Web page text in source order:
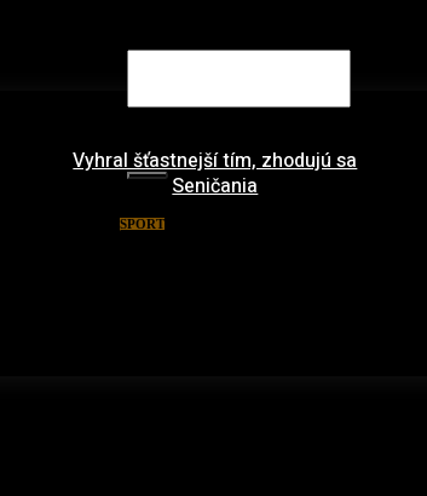
Vyhral šťastnejší tím, zhodujú sa
Seničania
ŠPORT